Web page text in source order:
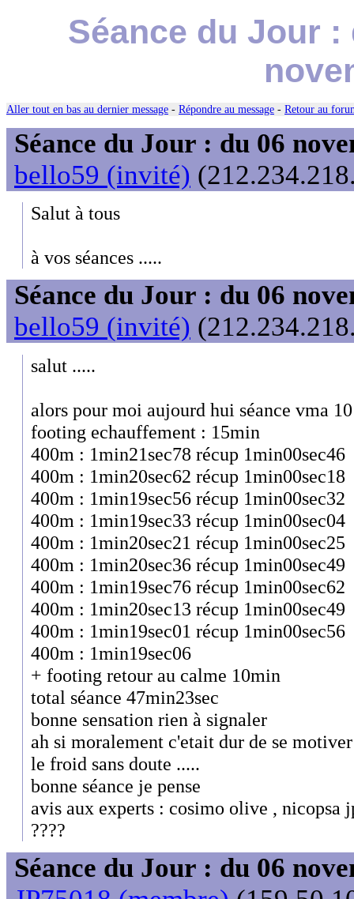
Séance du Jour :
Aller tout en bas au dernier message - Répondre au message - Retour au
Séance du Jour : du 06
bello59 (invité)
Salut à tous
à vos séances .....
Séance du Jour : du 06
bello59 (invité)
salut .....
alors pour moi aujourd hui séance vma
footing echauffement : 15min
400m : 1min21sec78 récup 1min00sec46
400m : 1min20sec62 récup 1min00sec18
400m : 1min19sec56 récup 1min00sec32
400m : 1min19sec33 récup 1min00sec04
400m : 1min20sec21 récup 1min00sec25
400m : 1min20sec36 récup 1min00sec49
400m : 1min19sec76 récup 1min00sec62
400m : 1min20sec13 récup 1min00sec49
400m : 1min19sec01 récup 1min00sec56
400m : 1min19sec06
+ footing retour au calme 10min
total séance 47min23sec
bonne sensation rien à signaler
ah si moralement c'etait dur de se
le froid sans doute .....
bonne séance je pense
avis aux experts : cosimo olive , nicopsa
????
Séance du Jour : du 06